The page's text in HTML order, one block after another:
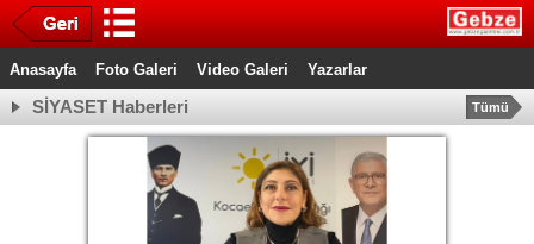
Anasayfa Foto Galeri Video Galeri Yazarlar
SİYASET Haberleri Tümü